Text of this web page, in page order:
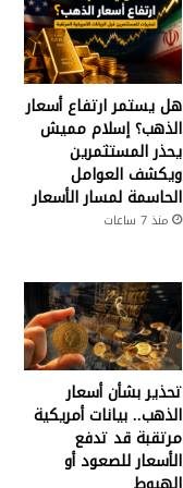
هل يستمر ارتفاع أسعار
الذهب؟ إسلام مميش
يحذر المستثمرين
ويكشف العوامل
الحاسمة لمسار الأسعار
منذ 7 ساعات
تحذير بشأن أسعار
الذهب.. بيانات أمريكية
مرتقبة قد تدفع
الأسعار للصعود أو